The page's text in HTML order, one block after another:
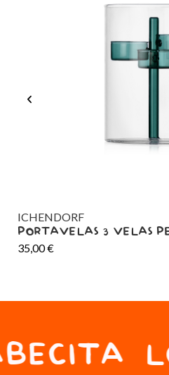
ICHENDORF
PORTAVELAS 3 VELAS
35,00€